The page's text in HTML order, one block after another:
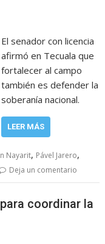
El senador con licencia
afirmó en Tecuala que
fortalecer al campo
también es defender la
soberanía nacional.
LEER MÁS
Nayarit, Pável Jarero,
Deja un comentario
coordinar la